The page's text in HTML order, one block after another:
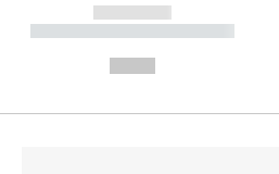
------------
----------- ----------- --------